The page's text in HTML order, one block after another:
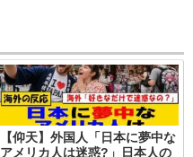
【仰天】外国人「日本に夢中な
アメリカ人は迷惑?」日本人の